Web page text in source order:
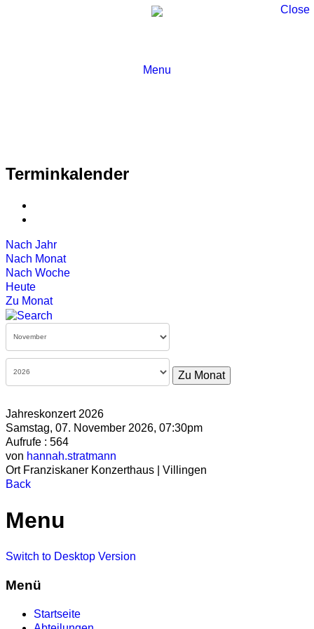
Menu
Close
Terminkalender
Nach Jahr
Nach Monat
Nach Woche
Heute
Zu Monat
Zu Monat
Jahreskonzert 2026
Samstag, 07. November 2026, 07:30pm
Aufrufe : 564
von hannah.stratmann
Ort Franziskaner Konzerthaus | Villingen
Back
Menu
Switch to Desktop Version
Menü
Startseite